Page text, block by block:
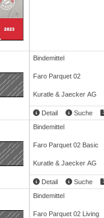
Bindemittel
Faro Parquet 02
Kuratle & Jaecker AG
Detail Suche
Bindemittel
Faro Parquet 02 Basic
Kuratle & Jaecker AG
Detail Suche
Bindemittel
Faro Parquet 02 Living